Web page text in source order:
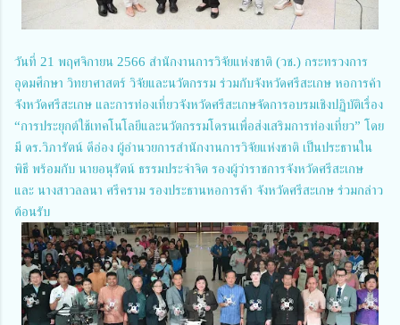
วันที่ 21 พฤศจิกายน 2566 สำนักงานการวิจัยแห่งชาติ (วช.) กระทรวงการ
อุดมศึกษา วิทยาศาสตร์ วิจัยและนวัตกรรม ร่วมกับจังหวัดศรีสะเกษ หอการค้า
จังหวัดศรีสะเกษ และการท่องเที่ยวจังหวัดศรีสะเกษจัดการอบรมเชิงปฏิบัติเรื่อง
“การประยุกต์ใช้เทคโนโลยีและนวัตกรรมโดรนเพื่อส่งเสริมการท่องเที่ยว” โดย
มี ดร.วิภารัตน์ ดีอ่อง ผู้อำนวยการสำนักงานการวิจัยแห่งชาติ เป็นประธานใน
พิธี พร้อมกับ นายอนุรัตน์ ธรรมประจำจิต รองผู้ว่าราชการจังหวัดศรีสะเกษ
และ นางสาวลลนา ศรีคราม รองประธานหอการค้า จังหวัดศรีสะเกษ ร่วมกล่าว
ต้อนรับ